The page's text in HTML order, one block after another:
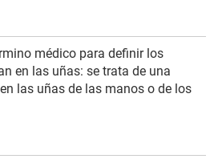
médico para definir los
en las uñas: se trata de una
las uñas de las manos o de los